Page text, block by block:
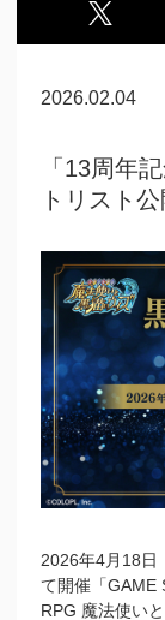
2026.02.04
「13周年
トリスト公
2026年4月18日
て開催「GAME
RPG 魔法使い